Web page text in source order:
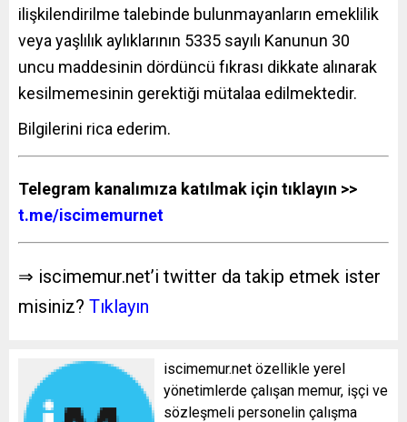
ilişkilendirilme talebinde bulunmayanların emeklilik
veya yaşlılık aylıklarının 5335 sayılı Kanunun 30
uncu maddesinin dördüncü fıkrası dikkate alınarak
kesilmemesinin gerektiği mütalaa edilmektedir.
Bilgilerini rica ederim.
Telegram kanalımıza katılmak için tıklayın >>
t.me/iscimemurnet
⇒ iscimemur.net’i twitter da takip etmek ister
misiniz? Tıklayın
iscimemur.net özellikle yerel
yönetimlerde çalışan memur, işçi ve
sözleşmeli personelin çalışma